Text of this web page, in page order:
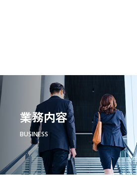
業務内容
BUSINESS